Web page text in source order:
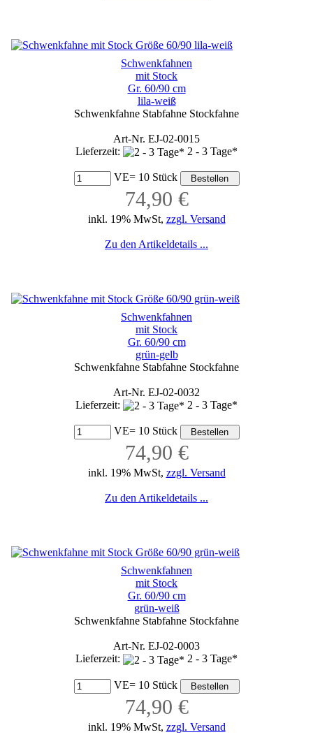
Schwenkfahnen
mit Stock
Gr. 60/90 cm
lila-weiß
Schwenkfahne Stabfahne Stockfahne
Art-Nr. EJ-02-0015
Lieferzeit:
2 - 3 Tage*
VE= 10 Stück
74,90 €
inkl. 19% MwSt, zzgl. Versand
Zu den Artikeldetails ...
Schwenkfahnen
mit Stock
Gr. 60/90 cm
grün-gelb
Schwenkfahne Stabfahne Stockfahne
Art-Nr. EJ-02-0032
Lieferzeit:
2 - 3 Tage*
VE= 10 Stück
74,90 €
inkl. 19% MwSt, zzgl. Versand
Zu den Artikeldetails ...
Schwenkfahnen
mit Stock
Gr. 60/90 cm
grün-weiß
Schwenkfahne Stabfahne Stockfahne
Art-Nr. EJ-02-0003
Lieferzeit:
2 - 3 Tage*
VE= 10 Stück
74,90 €
inkl. 19% MwSt, zzgl. Versand